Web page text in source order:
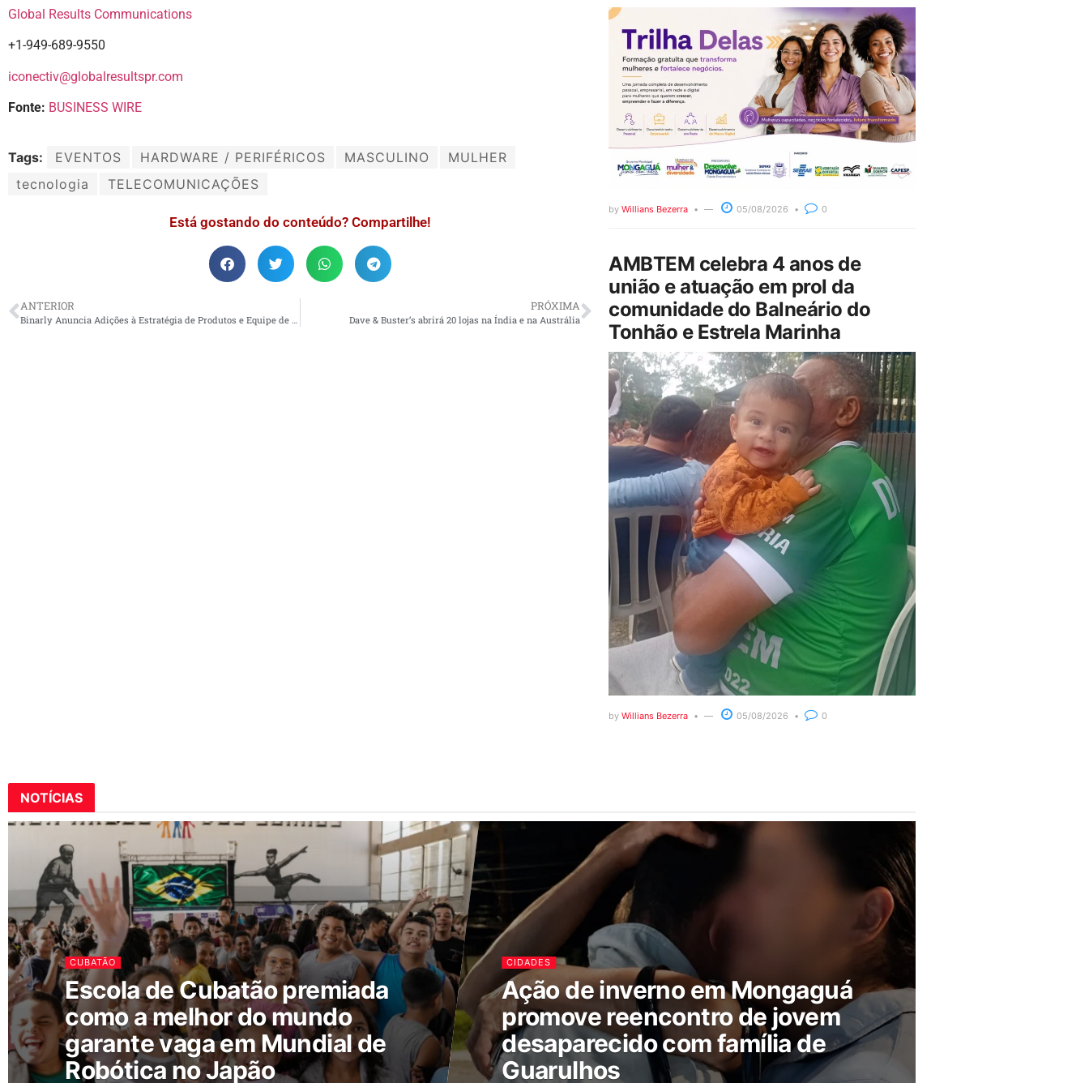
Global Results Communications
+1-949-689-9550
iconectiv@globalresultspr.com
Fonte: BUSINESS WIRE
Tags: EVENTOS HARDWARE / PERIFÉRICOS MASCULINO
MULHER
tecnologia
TELECOMUNICAÇÕES
Está gostando do conteúdo? Compartilhe!
ANTERIOR PRÓXIMA
Dave & Buster’s abrirá 20 lojas na Índia e na Austrália
by Willians Bezerra 05/08/2026 0
AMBTEM celebra 4 anos de
união e atuação em prol da
comunidade do Balneário do
Tonhão e Estrela Marinha
by Willians Bezerra 05/08/2026 0
NOTÍCIAS
CUBATÃO
Escola de Cubatão premiada
como a melhor do mundo
garante vaga em Mundial de
Robótica no Japão
CIDADES
Ação de inverno em Mongaguá
promove reencontro de jovem
desaparecido com família de
Guarulhos